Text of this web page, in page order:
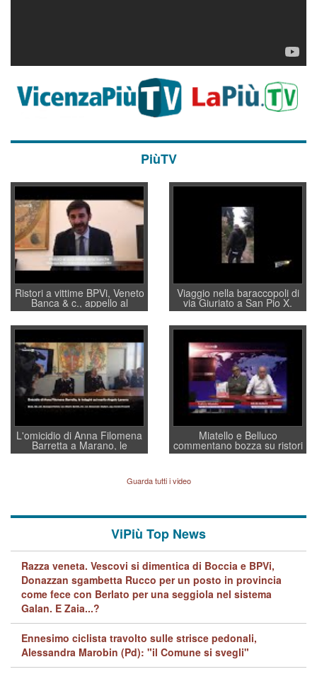
PiùTV
Ristori a vittime BPVi, Veneto
Banca & c., appello al
sottosegretario Alessio
Villarosa: per mettere ordine
convochi con Di Maio CNCU
a supporto della cabina di
regia al Mef
Viaggio nella baraccopoli di
via Giuriato a San Pio X.
Vicenza ai Vicentini: “faremo
un regalo di Natale ai
residenti”
L'omicidio di Anna Filomena
Barretta a Marano, le
indagini dei carabinieri di
Lavarra: più avvincenti di
quelle di... Barbara D'Urso
Miatello e Belluco
commentano bozza su ristori
BPVi e Veneto Banca
Guarda tutti i video
ViPiù Top News
Razza veneta. Vescovi si dimentica di Boccia e BPVi,
Donazzan sgambetta Rucco per un posto in provincia
come fece con Berlato per una seggiola nel sistema
Galan. E Zaia...?
Ennesimo ciclista travolto sulle strisce pedonali,
Alessandra Marobin (Pd): "il Comune si svegli"